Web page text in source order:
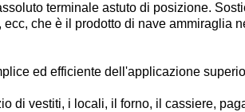
terminale astuto di posizione.
che è il prodotto di nave ammiraglia
ed efficiente dell'applicazione
di vestiti, i locali, il forno, il cassiere,